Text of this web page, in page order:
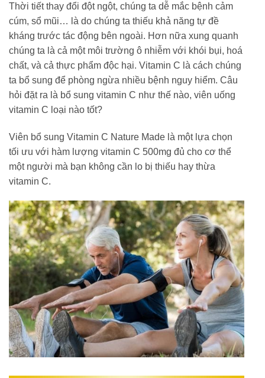
Thời tiết thay đổi đột ngột, chúng ta dễ mắc bệnh cảm
cúm, sổ mũi… là do chúng ta thiếu khả năng tự đề
kháng trước tác động bên ngoài. Hơn nữa xung quanh
chúng ta là cả một môi trường ô nhiễm với khói bụi, hoá
chất, và cả thực phẩm độc hại. Vitamin C là cách chúng
ta bổ sung để phòng ngừa nhiều bệnh nguy hiểm. Câu
hỏi đặt ra là bổ sung vitamin C như thế nào, viên uống
vitamin C loại nào tốt?
Viên bổ sung Vitamin C Nature Made là một lựa chọn
tối ưu với hàm lượng vitamin C 500mg đủ cho cơ thể
một người mà bạn không cần lo bị thiếu hay thừa
vitamin C.